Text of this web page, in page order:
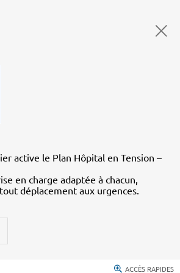
active le Plan Hôpital en Tension –
en charge adaptée à chacun,
déplacement aux urgences.
ACCÈS RAPIDES